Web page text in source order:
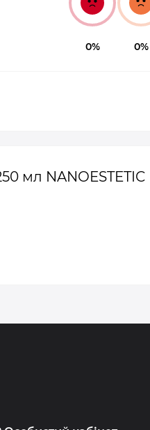
0% 0%
мл NANOESTETIC